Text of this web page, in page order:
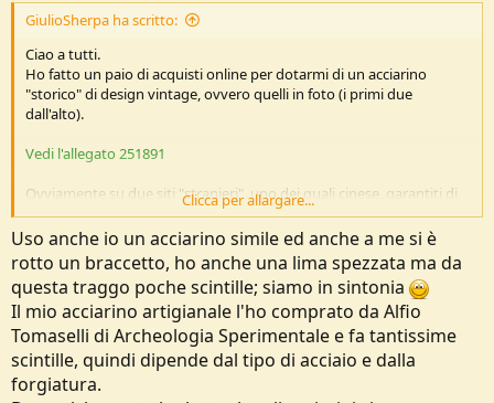
GiulioSherpa ha scritto:
Ciao a tutti.
Ho fatto un paio di acquisti online per dotarmi di un acciarino
"storico" di design vintage, ovvero quelli in foto (i primi due
dall'alto).
Vedi l'allegato 251891
Ovviamente su due siti "stranieri", uno dei quali cinese, garantiti di
acciaio carbonioso, o qualcosa del genere.
Alla prova dei fatti non funzionano, ovvero non generano alcuna
scintilla se percossi dalla corretta pietra focaia (selce).
Rispondo subito alla prima domanda di rito "Hai la corretta
angolazione": sì, perchè con il terzo attrezzo, una lima da me
spezzata e lavorata, accendo da anni il fuoco e l'esca primaria (tipo
charcloth, per intenderci).
Rispondo anche alla secondfa domanda di rito "Perchè non fai il
reso?". Perchè non è Amazon e rispedirle in Germania o in Cina
spendo più di posta che acquistarne una nuova.
Clicca per allargare...
Uso anche io un acciarino simile ed anche a me si è
rotto un braccetto, ho anche una lima spezzata ma da
questa traggo poche scintille; siamo in sintonia
Il mio acciarino artigianale l'ho comprato da Alfio
Tomaselli di Archeologia Sperimentale e fa tantissime
scintille, quindi dipende dal tipo di acciaio e dalla
forgiatura.